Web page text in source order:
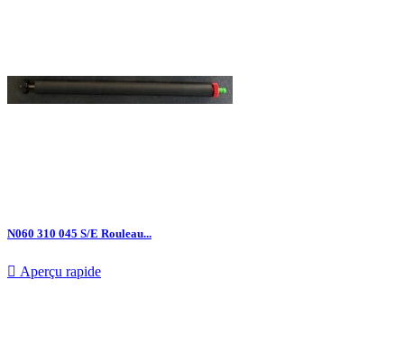
N060 310 045 S/E Rouleau...
 Aperçu rapide